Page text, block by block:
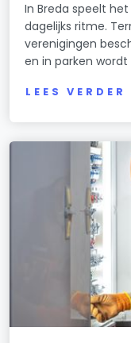
In Breda speelt
dagelijks ritme.
verenigingen
en in parken
LEES VERDER